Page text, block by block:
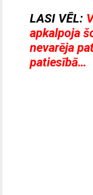
LASI VĒL:
apkalpoja
nevarēja
patiesībā…